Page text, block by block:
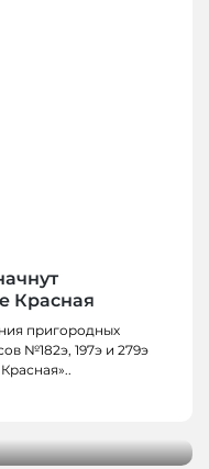
Красная
пригородных
№182э, 197э и 279э
тренеров,